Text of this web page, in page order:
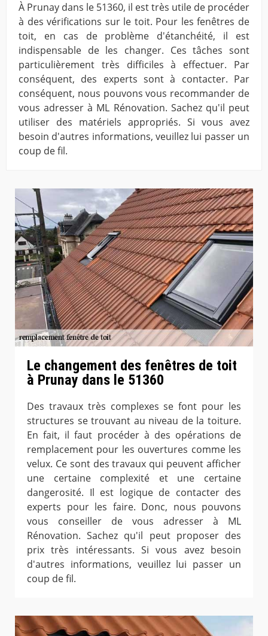
À Prunay dans le 51360, il est très utile de procéder
à des vérifications sur le toit. Pour les fenêtres de
toit, en cas de problème d'étanchéité, il est
indispensable de les changer. Ces tâches sont
particulièrement très difficiles à effectuer. Par
conséquent, des experts sont à contacter. Par
conséquent, nous pouvons vous recommander de
vous adresser à ML Rénovation. Sachez qu'il peut
utiliser des matériels appropriés. Si vous avez
besoin d'autres informations, veuillez lui passer un
coup de fil.
Le changement des fenêtres de toit
à Prunay dans le 51360
Des travaux très complexes se font pour les
structures se trouvant au niveau de la toiture.
En fait, il faut procéder à des opérations de
remplacement pour les ouvertures comme les
velux. Ce sont des travaux qui peuvent afficher
une certaine complexité et une certaine
dangerosité. Il est logique de contacter des
experts pour les faire. Donc, nous pouvons
vous conseiller de vous adresser à ML
Rénovation. Sachez qu'il peut proposer des
prix très intéressants. Si vous avez besoin
d'autres informations, veuillez lui passer un
coup de fil.